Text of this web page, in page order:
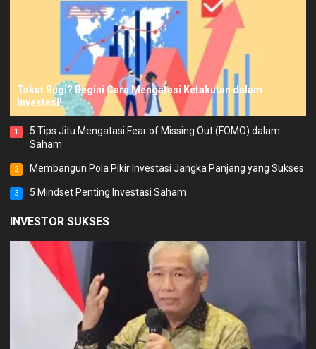
Takut Rugi? Begini Cara Mengatasi Ketakutan dalam
Investasi!
1
5 Tips Jitu Mengatasi Fear of Missing Out (FOMO) dalam
Saham
2 Membangun Pola Pikir Investasi Jangka Panjang yang Sukses
3 5 Mindset Penting Investasi Saham
INVESTOR SUKSES